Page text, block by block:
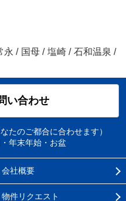
永 / 国母 / 塩崎 / 石和温泉 /
い合わせ
たのご都合に合わせます）
年末年始・お盆
会社概要
物件リクエスト